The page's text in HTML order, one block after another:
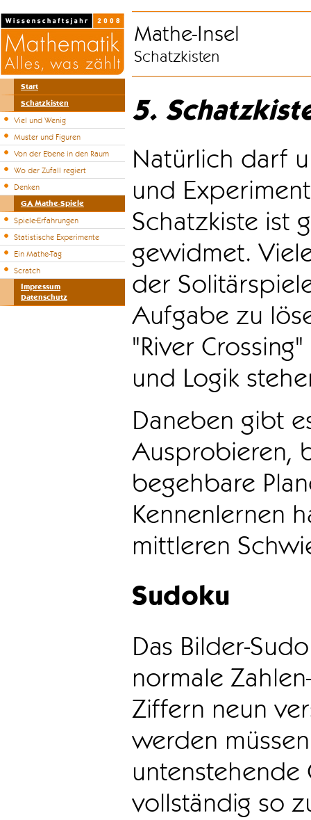
Start
Schatzkisten
Viel und Wenig
Muster und Figuren
Von der Ebene in den Raum
Wo der Zufall regiert
Denken
GA Mathe-Spiele
Spiele-Erfahrungen
Statistische Experimente
Ein Mathe-Tag
Scratch
Impressum
Datenschutz
Mathe-Insel
Schatzkisten
5.
Natürlich darf
und
Schatzkiste ist
gewidmet.
der
Aufgabe zu
"River
und Logik
Daneben gibt
Ausprobieren,
begehbare
Kennenlernen
mittleren
Sudoku
Das Bilder-
normale
Ziffern neun
werden
vollständig so